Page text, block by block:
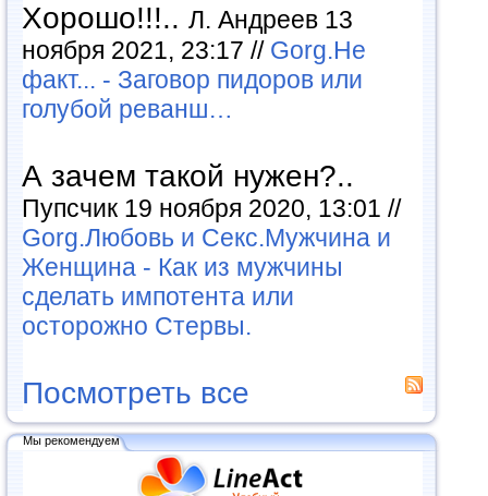
Хорошо!!!.. Л. Андреев 13
ноября 2021, 23:17 // Gorg.Не
факт... - Заговор пидоров или
голубой реванш…
А зачем такой нужен?..
Пупсчик 19 ноября 2020, 13:01 //
Gorg.Любовь и Секс.Мужчина и
Женщина - Как из мужчины
сделать импотента или
осторожно Стервы.
Посмотреть все
Мы рекомендуем